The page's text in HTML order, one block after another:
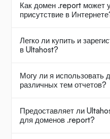
Как домен .report может
присутствие в
Легко ли купить и
в Ultahost?
Могу ли я использовать
различных тем отчетов?
Предоставляет ли
для доменов .report?